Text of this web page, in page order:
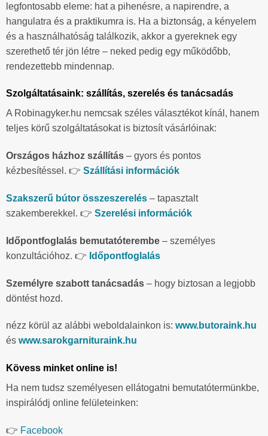
legfontosabb eleme: hat a pihenésre, a napirendre, a
hangulatra és a praktikumra is. Ha a biztonság, a kényelem
és a használhatóság találkozik, akkor a gyereknek egy
szerethető tér jön létre – neked pedig egy működőbb,
rendezettebb mindennap.
Szolgáltatásaink: szállítás, szerelés és tanácsadás
A Robinagyker.hu nemcsak széles választékot kínál, hanem
teljes körű szolgáltatásokat is biztosít vásárlóinak:
Országos házhoz szállítás – gyors és pontos
kézbesítéssel. 👉 Szállítási információk
Szakszerű bútor összeszerelés – tapasztalt
szakemberekkel. 👉 Szerelési információk
Időpontfoglalás bemutatóterembe – személyes
konzultációhoz. 👉 Időpontfoglalás
Személyre szabott tanácsadás – hogy biztosan a legjobb
döntést hozd.
nézz körül az alábbi weboldalainkon is: www.butoraink.hu
és www.sarokgarnituraink.hu
Kövess minket online is!
Ha nem tudsz személyesen ellátogatni bemutatótermünkbe,
inspirálódj online felületeinken:
👉 Facebook